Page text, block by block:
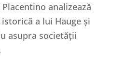
Placentino analizează
a lui Hauge și
asupra societății